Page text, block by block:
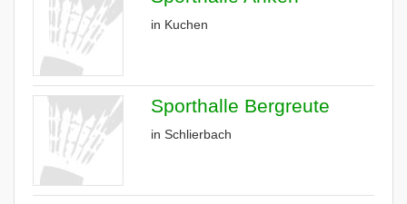
in Kuchen
Sporthalle Bergreute
in Schlierbach